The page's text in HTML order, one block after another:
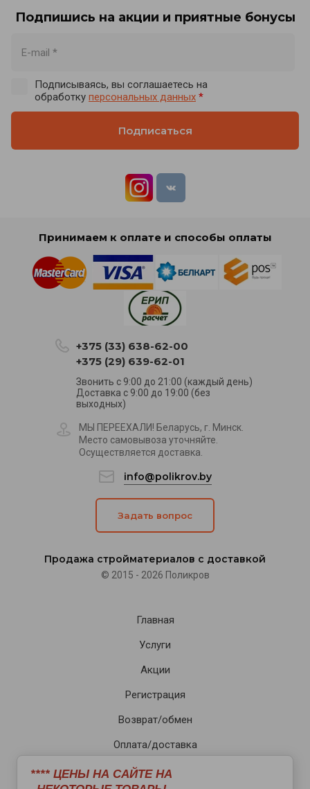
Подпишись на акции и приятные бонусы
Подписываясь, вы соглашаетесь на
обработку персональных данных *
Подписаться
Принимаем к оплате и способы оплаты
Продажа стройматериалов с доставкой
© 2015 - 2026 Поликров
+375 (33) 638-62-00
+375 (29) 639-62-01
Звонить с 9:00 до 21:00 (каждый день)
Доставка с 9:00 до 19:00 (без
выходных)
МЫ ПЕРЕЕХАЛИ! Беларусь, г. Минск.
Место самовывоза уточняйте.
Осуществляется доставка.
info@polikrov.by
Задать вопрос
Главная
Услуги
Акции
Регистрация
Возврат/обмен
Оплата/доставка
Статьи
**** ЦЕНЫ НА САЙТЕ НА